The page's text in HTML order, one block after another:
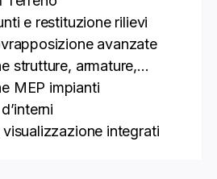
e restituzione rilievi
avanzate
strutture, armature,…
MEP impianti
visualizzazione integrati